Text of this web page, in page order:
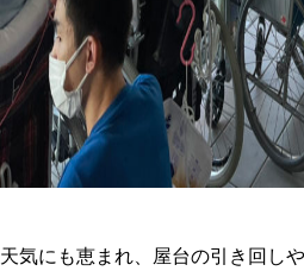
天気にも恵まれ、屋台の引き回し